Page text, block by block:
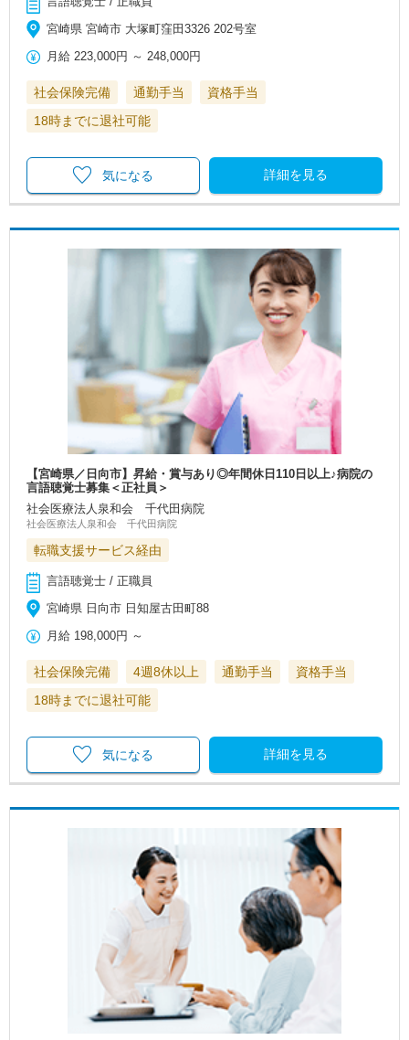
宮崎県 宮崎市 大塚町窪田3326 202号室
月給 223,000円 ～248,000円
社会保険完備 通勤手当
資格手当
18時までに退社可能
詳細を見る
気になる
【宮崎県／日向市】昇給・賞与あり◎年間休日110日以上♪病院の
言語聴覚士募集＜正社員＞
社会医療法人泉和会 千代田病院
社会医療法人泉和会 千代田病院
転職支援サービス経由
言語聴覚士 / 正職員
宮崎県 日向市 日知屋古田町88
月給 198,000円 ～
社会保険完備 4週8休以上 通勤手当
資格手当
18時までに退社可能
詳細を見る
気になる